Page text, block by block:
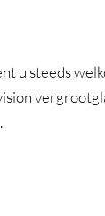
u steeds